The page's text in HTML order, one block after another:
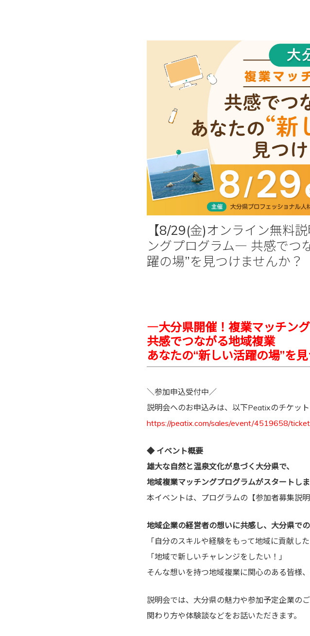
【8/29(金)オンライン無料
ングプログラム― 共感でつ
躍の場”を見つけませんか？
―大分県開催！複業マッチン
共感でつながる地域複業
あなたの“新しい活躍の場”を
＼参加申込受付中／
説明会へのお申込みは、以下Peatixのチケッ
https://peatix.com/sales/event/4519658/
◆ イベント概要
雄大な自然と温泉文化が息づく大分県で、
地域複業マッチングプログラムがスタートしま
本イベントは、プログラムの【参加者募集説明
地域企業の経営者の想いに共感し、大分県で
「自分のスキルや経験をもって地域に貢献した
「地域で新しいチャレンジをしたい！」
そんな想いを持つ地域複業に関心のある皆様
説明会では、大分県の魅力や参加予定企業の
関わり方や体験談などをお話いただきます。